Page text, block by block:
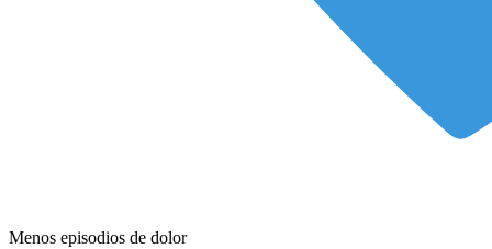
Menos episodios de dolor